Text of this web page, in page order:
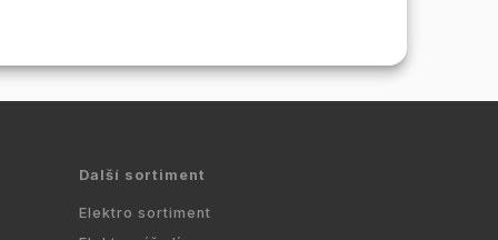
Další sortiment
Elektro sortiment